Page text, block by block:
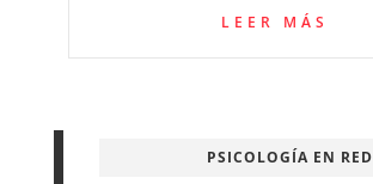
LEER MÁS
PSICOLOGÍA EN RED